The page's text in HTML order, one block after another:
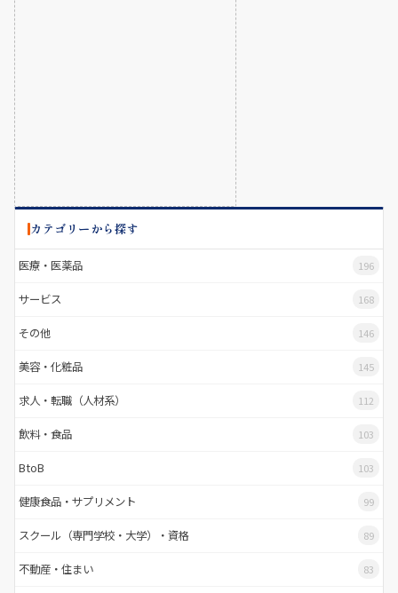
カテゴリーから探す
医療・医薬品 196
サービス 168
その他 146
美容・化粧品 145
求人・転職（人材系） 112
飲料・食品 103
BtoB 103
健康食品・サプリメント 99
スクール（専門学校・大学）・資格 89
不動産・住まい 83